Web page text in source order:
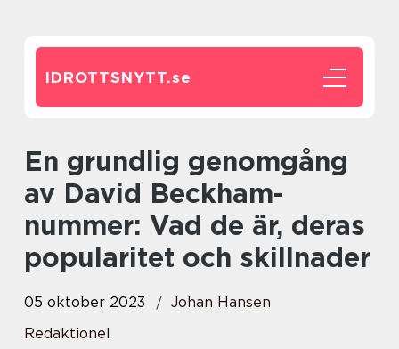
IDROTTSNYTT.se
En grundlig genomgång
av David Beckham-
nummer: Vad de är, deras
popularitet och skillnader
05 oktober 2023
Johan Hansen
Redaktionel